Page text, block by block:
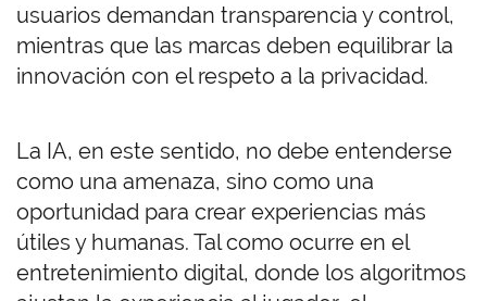
usuarios demandan transparencia y control,
mientras que las marcas deben equilibrar la
innovación con el respeto a la privacidad.
La IA, en este sentido, no debe entenderse
como una amenaza, sino como una
oportunidad para crear experiencias más
útiles y humanas. Tal como ocurre en el
entretenimiento digital, donde los algoritmos